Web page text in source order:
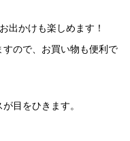
出かけも楽しめます！
ので、お買い物も便利で
目をひきます。